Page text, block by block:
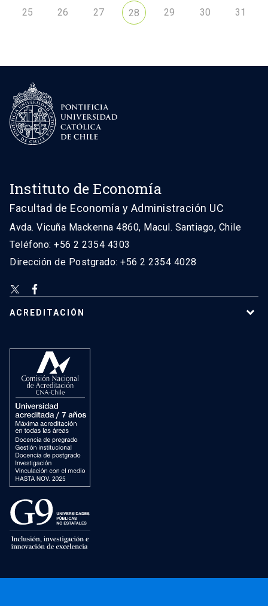
25 26 27 28 29 30 31
Instituto de Economía
Facultad de Economía y Administración UC
Avda. Vicuña Mackenna 4860, Macul. Santiago, Chile
Teléfono: +56 2 2354 4303
Dirección de Postgrado: +56 2 2354 4028
ACREDITACIÓN